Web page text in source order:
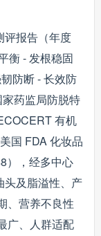
评报告（年度
衡 - 发根稳固
防断 - 长效防
药监局防脱特
有机
国 FDA 化妆品
），经多中心
头及脂溢性、产
、营养不良性
广、人群适配